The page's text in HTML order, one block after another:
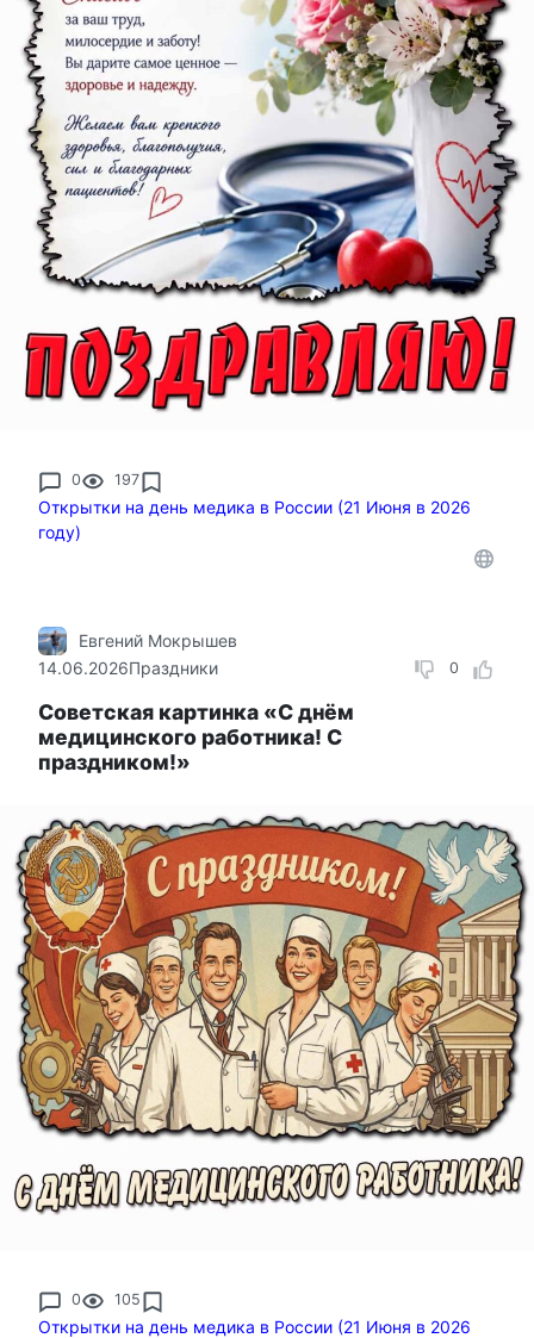
0 197
Открытки на день медика в России (21 Июня в 2026
году)
0
Евгений Мокрышев
14.06.2026Праздники
Советская картинка «С днём
медицинского работника! С
праздником!»
0 105
Открытки на день медика в России (21 Июня в 2026